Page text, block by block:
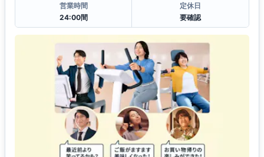
営業時間
24:00間
定休日
要確認